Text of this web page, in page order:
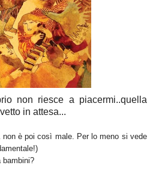
non riesce a piacermi..quella
in attesa...
è poi così male. Per lo meno si vede
bambini?